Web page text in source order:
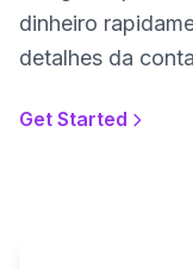
dinheiro
detalhes da
Get Started